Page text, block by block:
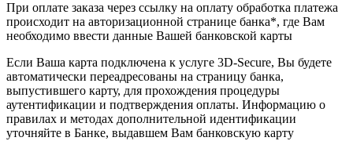
При оплате заказа через ссылку на оплату обработка платежа
происходит на авторизационной странице банка*, где Вам
необходимо ввести данные Вашей банковской карты
Если Ваша карта подключена к услуге 3D-Secure, Вы будете
автоматически переадресованы на страницу банка,
выпустившего карту, для прохождения процедуры
аутентификации и подтверждения оплаты. Информацию о
правилах и методах дополнительной идентификации
уточняйте в Банке, выдавшем Вам банковскую карту